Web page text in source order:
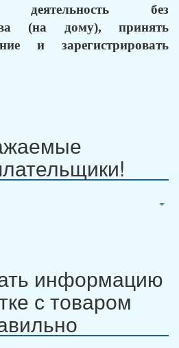
деятельность без
(на дому), принять
и зарегистрировать
информацию
с товаром